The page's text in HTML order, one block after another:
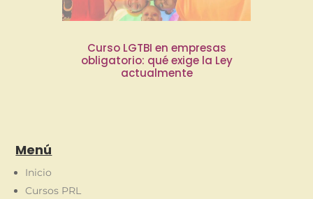
Curso LGTBI en empresas
obligatorio: qué exige la Ley
actualmente
Menú
Inicio
Cursos PRL